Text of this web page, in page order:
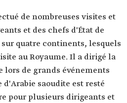
de nombreuses visites et
et des chefs d'État de
quatre continents, lesquels
au Royaume. Il a dirigé la
lors de grands événements
saoudite est resté
pour plusieurs dirigeants et